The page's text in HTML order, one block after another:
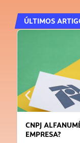
ÚLTIMOS
CNPJ
EMPRESA?